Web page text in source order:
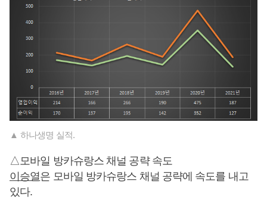
▲ 하나생명 실적.
△모바일 방카슈랑스 채널 공략 속도
이승열은 모바일 방카슈랑스 채널 공략에 속도를 내고
있다.